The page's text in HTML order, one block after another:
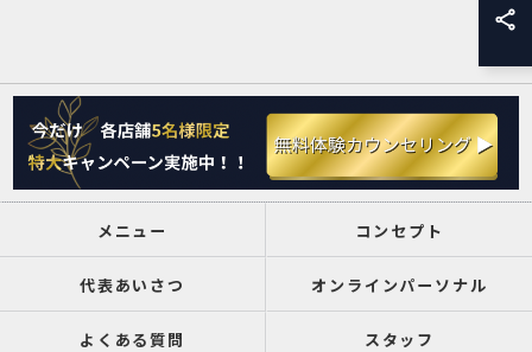
メニュー コンセプト
代表あいさつ オンラインパーソナル
よくある質問 スタッフ